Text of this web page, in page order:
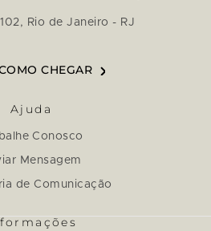
Rio de Janeiro - RJ
CHEGAR
Ajuda
Conosco
Mensagem
de Comunicação